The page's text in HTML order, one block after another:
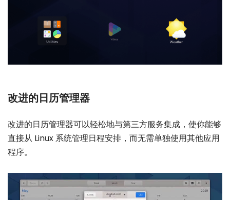
改进的日历管理器
改进的日历管理器可以轻松地与第三方服务集成，使你能够
直接从 Linux 系统管理日程安排，而无需单独使用其他应用
程序。